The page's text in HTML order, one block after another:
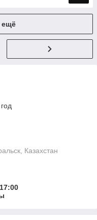
ещё
Казахстан